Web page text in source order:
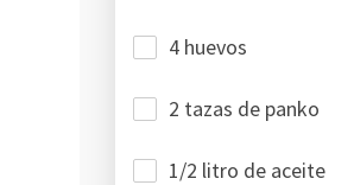
4 huevos
2 tazas de panko
1/2 litro de aceite